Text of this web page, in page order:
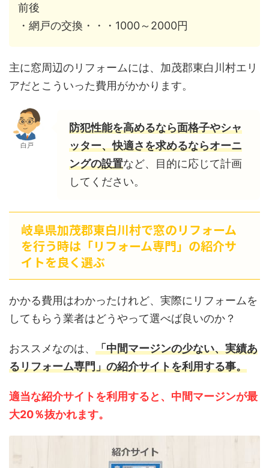
前後
・網戸の交換・・・1000～2000円
主に窓周辺のリフォームには、加茂郡東白川村エリ
アだとこういった費用がかかります。
白戸
防犯性能を高めるなら面格子やシャ
ッター、快適さを求めるならオーニ
ングの設置など、目的に応じて計画
してください。
岐阜県加茂郡東白川村で窓のリフォーム
を行う時は「リフォーム専門」の紹介サ
イトを良く選ぶ
かかる費用はわかったけれど、実際にリフォームを
してもらう業者はどうやって選べば良いのか？
おススメなのは、 「中間マージンの少ない、実績あ
るリフォーム専門」の紹介サイトを利用する事。
適当な紹介サイトを利用すると、中間マージンが最
大20％抜かれます。